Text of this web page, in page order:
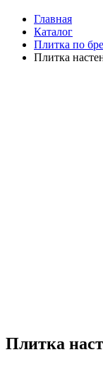
Главная
Каталог
Плитка по
Плитка
Плитка